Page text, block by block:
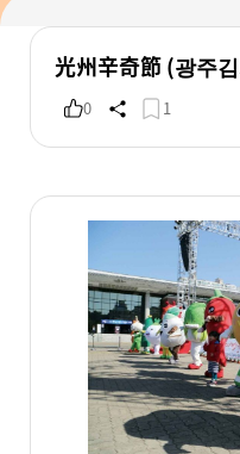
光州辛奇節 (광주
0 1